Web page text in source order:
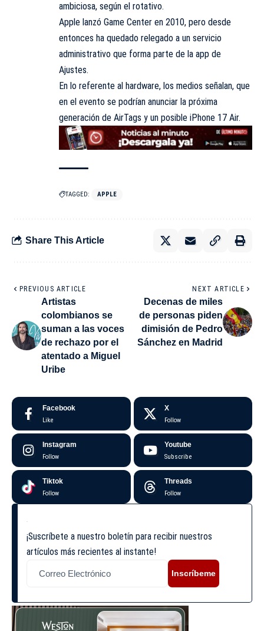
ambiciosa, según el rotativo.
Apple lanzó Game Center en 2010, pero desde
entonces ha quedado relegado a un servicio
administrativo que forma parte de la app de
Ajustes.
En lo referente al hardware, los medios señalan, que
en el evento se podrían anunciar la próxima
generación de AirTags y un posible iPhone 17 Air.
TAGGED: APPLE
Share This Article
PREVIOUS ARTICLE
Artistas
colombianos se
suman a las voces
de rechazo por el
atentado a Miguel
Uribe
NEXT ARTICLE
Decenas de miles
de personas piden
dimisión de Pedro
Sánchez en Madrid
Facebook
Like
X
Follow
Instagram
Follow
Youtube
Subscribe
Tiktok
Follow
Threads
Follow
¡Suscríbete a nuestro boletín para recibir nuestros
artículos más recientes al instante!
Inscríbeme